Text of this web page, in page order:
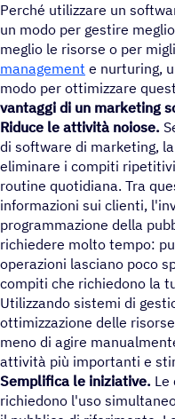
Perché utilizzare un
un modo per gestire
meglio le risorse o per
management e nurturing,
modo per ottimizzare
vantaggi di un marketing
Riduce le attività noiose.
di software di marketing,
eliminare i compiti
routine quotidiana. Tra
informazioni sui clienti,
programmazione della
richiedere molto tempo:
operazioni lasciano poco
compiti che richiedono la
Utilizzando sistemi di
ottimizzazione delle
meno di agire
attività più importanti e
Semplifica le iniziative. Le
richiedono l'uso